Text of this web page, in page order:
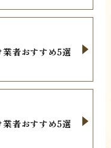
者おすすめ5選
者おすすめ5選